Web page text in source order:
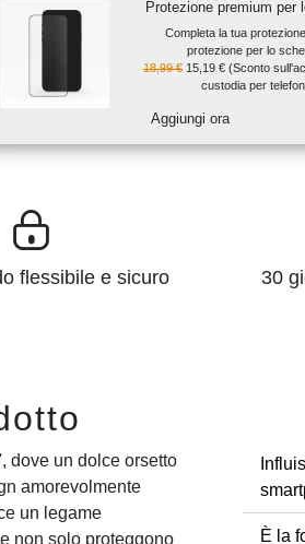
Protezione premium per
Completa la tua
protezione per lo
18,99 € 15,19 € (Sconto
custodia per
Aggiungi ora
flessibile e sicuro 30
dove un dolce orsetto
amorevolmente
un legame
non solo proteggono
È la